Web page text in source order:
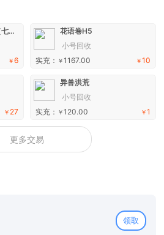
大秦帝国之帝国烽烟（七日登录侠女同游）手游
￥6
花语卷H5
小号回收
￥10
实充： ￥1167.00
￥ 27
异兽洪荒
小号回收
￥1
实充： ￥120.00
更多交易
领取